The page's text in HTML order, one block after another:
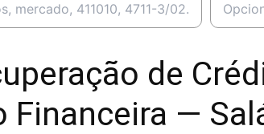
de
—